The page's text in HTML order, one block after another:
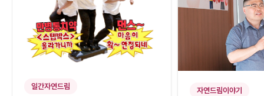
일간자연드림 자연드림이야기